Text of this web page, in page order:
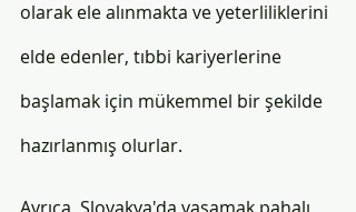
olarak ele alınmakta ve yeterliliklerini
elde edenler, tıbbi kariyerlerine
başlamak için mükemmel bir şekilde
hazırlanmış olurlar.